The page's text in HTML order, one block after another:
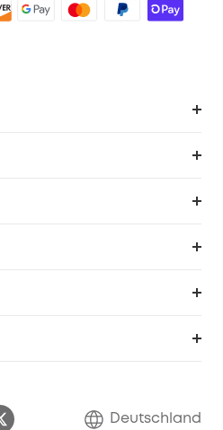
Deutschland